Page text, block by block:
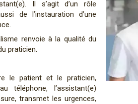
Il s’agit d’un rôle
de l’instauration d’une
renvoie à la qualité du
praticien.
le patient et le praticien,
téléphone, l’assistant(e)
transmet les urgences,